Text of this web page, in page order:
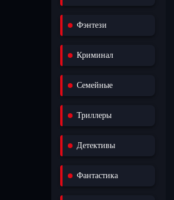
Фэнтези
Криминал
Семейные
Триллеры
Детективы
Фантастика